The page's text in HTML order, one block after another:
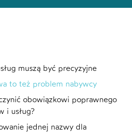
muszą być precyzyjne
to też problem nabywcy
obowiązkowi poprawnego
i usług?
jednej nazwy dla